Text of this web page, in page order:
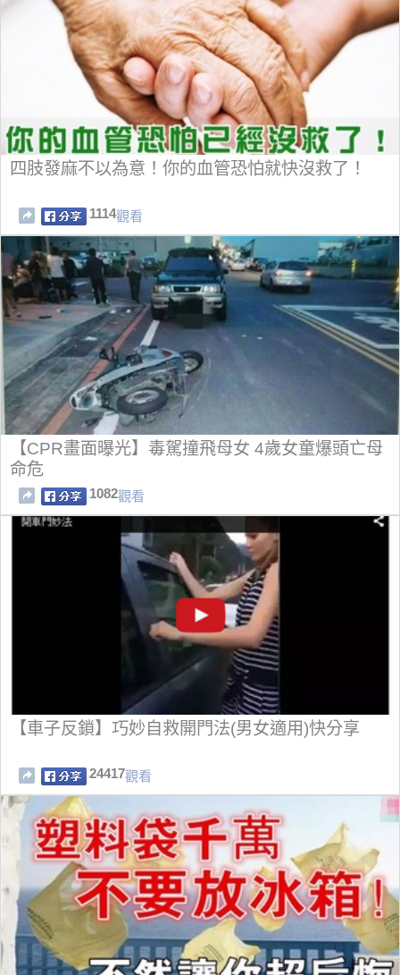
四肢發麻不以為意！你的血管恐怕就快沒救了！
1114觀看
【CPR畫面曝光】毒駕撞飛母女 4歲女童爆頭亡母
命危
1082觀看
【車子反鎖】巧妙自救開門法(男女適用)快分享
24417觀看